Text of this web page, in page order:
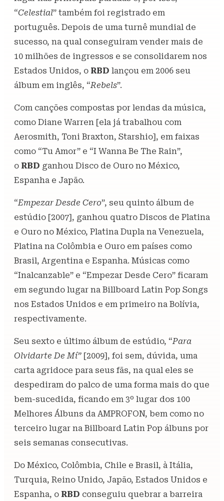
“Celestial” também foi registrado em
português. Depois de uma turnê mundial de
sucesso, na qual conseguiram vender mais de
10 milhões de ingressos e se consolidarem nos
Estados Unidos, o RBD lançou em 2006 seu
álbum em inglês, “Rebels”.
Com canções compostas por lendas da música,
como Diane Warren [ela já trabalhou com
Aerosmith, Toni Braxton, Starshio], em faixas
como “Tu Amor” e “I Wanna Be The Rain”,
o RBD ganhou Disco de Ouro no México,
Espanha e Japão.
“Empezar Desde Cero”, seu quinto álbum de
estúdio [2007], ganhou quatro Discos de Platina
e Ouro no México, Platina Dupla na Venezuela,
Platina na Colômbia e Ouro em países como
Brasil, Argentina e Espanha. Músicas como
“Inalcanzable” e “Empezar Desde Cero” ficaram
em segundo lugar na Billboard Latin Pop Songs
nos Estados Unidos e em primeiro na Bolívia,
respectivamente.
Seu sexto e último álbum de estúdio, “Para
Olvidarte De Mí” [2009], foi sem, dúvida, uma
carta agridoce para seus fãs, na qual eles se
despediram do palco de uma forma mais do que
bem-sucedida, ficando em 3º lugar dos 100
Melhores Álbuns da AMPROFON, bem como no
terceiro lugar na Billboard Latin Pop álbuns por
seis semanas consecutivas.
Do México, Colômbia, Chile e Brasil, à Itália,
Turquia, Reino Unido, Japão, Estados Unidos e
Espanha, o RBD conseguiu quebrar a barreira